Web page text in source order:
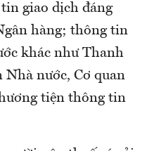
giao dịch đáng
hàng; thông tin
khác như Thanh
nước, Cơ quan
tiện thông tin